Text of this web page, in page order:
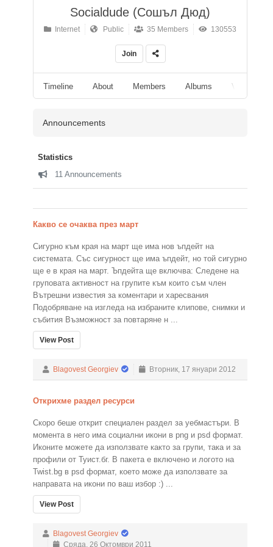
Socialdude (Сошъл Дюд)
Internet Public 35 Members 130553
Join
Timeline About Members Albums Videos
Announcements
Statistics
11 Announcements
Какво се очаква през март
Сигурно към края на март ще има нов ъпдейт на
системата. Със сигурност ще има ъпдейт, но той сигурно
ще е в края на март. Ъпдейта ще включва: Следене на
груповата активност на групите към които съм член
Вътрешни известия за коментари и харесвания
Подобряване на изгледа на избраните клипове, снимки и
събития Възможност за повтаряне н ...
View Post
Blagovest Georgiev Вторник, 17 януари 2012
Открихме раздел ресурси
Скоро беше открит специален раздел за уебмастъри. В
момента в него има социални икони в png и psd формат.
Иконите можете да използвате както за групи, така и за
профили от Туист.бг. В пакета е включено и логото на
Twist.bg в psd формат, което може да използвате за
направата на икони по ваш избор :) ...
View Post
Blagovest Georgiev
Сряда, 26 Октомври 2011